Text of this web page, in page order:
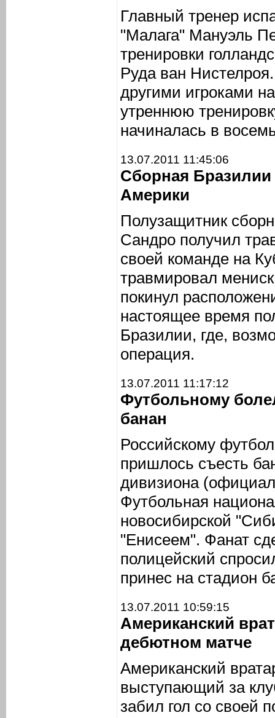
Главный тренер
"Малага" Мануэль
тренировки
Руда ван
другими игроками
утреннюю
начиналась в
13.07.2011 11:45:06
Сборная Бразилии
Америки
Полузащитник
Сандро получил
своей команде на
травмировал
покинул
настоящее время
Бразилии, где,
операция.
13.07.2011 11:17:12
Футбольному
банан
Российскому
пришлось съесть
дивизиона
Футбольная
новосибирской
"Енисеем". Фанат
полицейский
принес на стадион
13.07.2011 10:59:15
Американский
дебютном матче
Американский
выступающий за
забил гол со своей